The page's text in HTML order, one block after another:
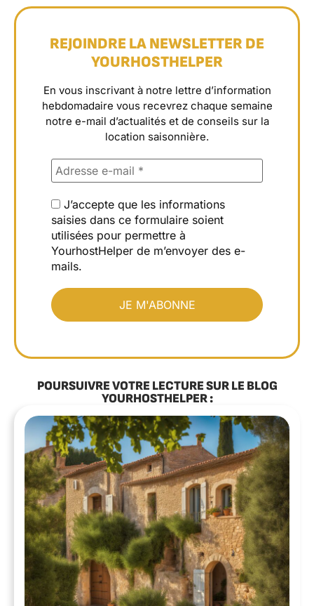
REJOINDRE LA NEWSLETTER DE
YOURHOSTHELPER
En vous inscrivant à notre lettre d’information
hebdomadaire vous recevrez chaque semaine
notre e-mail d’actualités et de conseils sur la
location saisonnière.
J’accepte que les informations
saisies dans ce formulaire soient
utilisées pour permettre à
YourhostHelper de m’envoyer des e-
mails.
POURSUIVRE VOTRE LECTURE SUR LE BLOG
YOURHOSTHELPER :